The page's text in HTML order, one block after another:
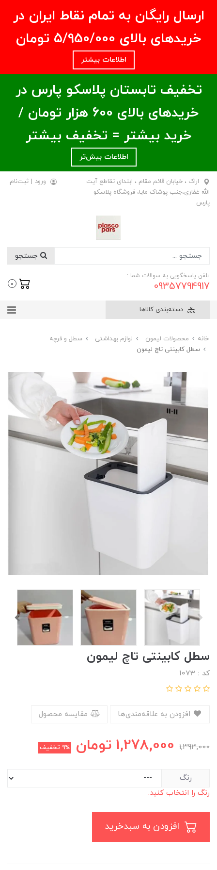
ارسال رایگان به تمام نقاط ایران در
خریدهای بالای ۵/950/000 تومان
اطلاعات بیشتر
تخفیف تابستان پلاسکو پارس در
خریدهای بالای ۶00 هزار تومان /
خرید بیشتر = تخفیف بیشتر
اطلاعات بیش‌تر
اراک ، خیابان قائم مقام ، ابتدای تقاطع آیت
الله غفاری،جنب پوشاک مایا، فروشگاه پلاسکو
پارس
ورود | ثبت‌نام
تلفن پاسخگویی به سوالات شما :
09357794917
0
دسته‌بندی کالاها
خانه محصولات لیمون لوازم بهداشتی
سطل و فرچه
سطل کابینتی تاچ لیمون
سطل کابینتی تاچ لیمون
کد : 1073
مقایسه محصول
1,393,000
1,278,000 تومان 9% تخفیف
رنگ
رنگ را انتخاب کنید.